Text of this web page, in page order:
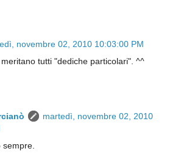
novembre 02, 2010 10:03:00 PM
tutti "dediche particolari". ^^
martedì, novembre 02, 2010